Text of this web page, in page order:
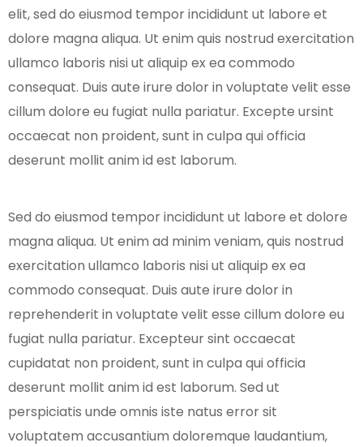
elit, sed do eiusmod tempor incididunt ut labore et
dolore magna aliqua. Ut enim quis nostrud exercitation
ullamco laboris nisi ut aliquip ex ea commodo
consequat. Duis aute irure dolor in voluptate velit esse
cillum dolore eu fugiat nulla pariatur. Excepte ursint
occaecat non proident, sunt in culpa qui officia
deserunt mollit anim id est laborum.
Sed do eiusmod tempor incididunt ut labore et dolore
magna aliqua. Ut enim ad minim veniam, quis nostrud
exercitation ullamco laboris nisi ut aliquip ex ea
commodo consequat. Duis aute irure dolor in
reprehenderit in voluptate velit esse cillum dolore eu
fugiat nulla pariatur. Excepteur sint occaecat
cupidatat non proident, sunt in culpa qui officia
deserunt mollit anim id est laborum. Sed ut
perspiciatis unde omnis iste natus error sit
voluptatem accusantium doloremque laudantium,